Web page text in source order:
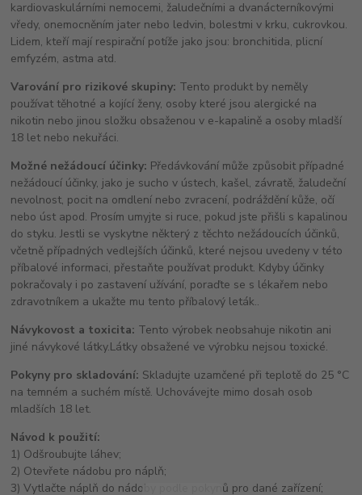
kardiovaskulárními nemocemi, žaludečními a dvanácterníkovými
vředy, onemocněním jater nebo ledvin, bolestmi v krku, cukrovkou.
Lidem, kteří mají respirační potíže jako jsou: bronchitida, plicní
emfyzém, astma atd.
Varování pro rizikové skupiny: Tento produkt by neměly
používat těhotné a kojící ženy, osoby které jsou alergické na
nikotin nebo jinou složku obsaženou v e-kapalině a osoby mladší
18 let nebo nekuřáci.
Možné nežádoucí účinky: Předávkování může způsobit případné
nežádoucí účinky, jako je sucho v ústech, kašel, závratě, žaludeční
nevolnost, pocit na omdlení nebo zvracení, podráždění kůže, očí
nebo úst apod. Prosím umyjte si ruce, pokud jste přišli s kapalinou
do styku. Jestli se vyskytne některý z těchto nežádoucích účinků,
včetně případných vedlejších účinků, které nejsou uvedeny v této
příbalové informaci, přestaňte používat produkt. Kdyby účinky
pokračovaly i po zastavení užívání, poraďte se s lékařem nebo
zdravotníkem a ukažte mu tento příbalový leták..
Návykovost a toxicita: Tento výrobek neobsahuje nikotin ani
jiné návykové látky.Látky obsažené ve výrobku nejsou toxické.
Pokyny pro skladování: Skladujte uzamčené při teplotě do 25 °C
na temném a suchém místě. Uchovávejte mimo dosah osob
mladších 18 let.
Návod k použití:
1) Odšroubujte láhev;
2) Otevřete nádobu pro náplň;
3) Vytlačte náplň do nádoby podle pokynů pro dané zařízení;